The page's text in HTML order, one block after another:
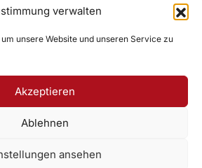
verwalten
unsere Website und unseren Service zu
Akzeptieren
Ablehnen
ansehen
Unser YouTube-Kanal
Zur DAV Webseite